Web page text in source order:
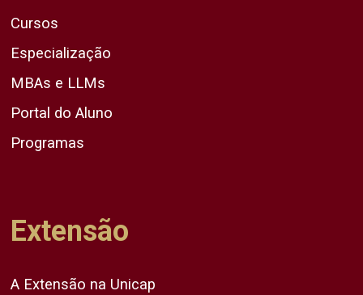
Cursos
Especialização
MBAs e LLMs
Portal do Aluno
Programas
Extensão
A Extensão na Unicap